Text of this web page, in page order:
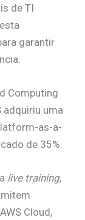
de TI
garantir
Computing
adquiriu uma
as-a-
de 35%.
live training,
Cloud,